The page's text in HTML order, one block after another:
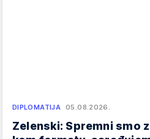
DIPLOMATIJA 05.08.2026.
Zelenski: Spremni smo